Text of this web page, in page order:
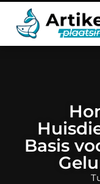
Basis